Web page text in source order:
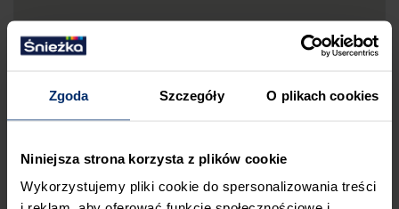
Zgoda Szczegóły O plikach cookies
Niniejsza strona korzysta z plików cookie
Wykorzystujemy pliki cookie do spersonalizowania treści
ZGŁOŚ BŁĄD